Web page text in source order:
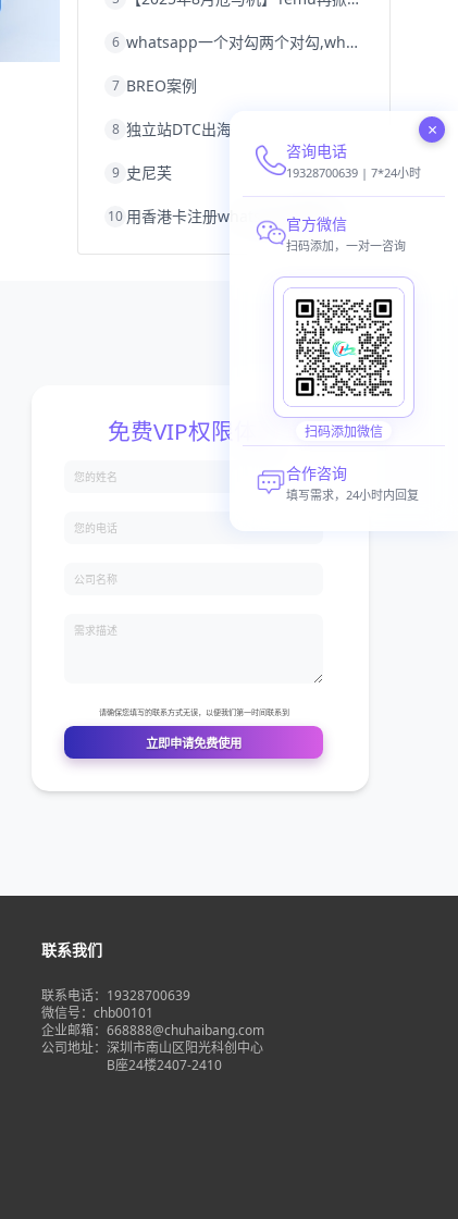
6 whatsapp一个对勾两个对勾,whatsapp对勾代表什么意思
7 BREO案例
8 独立站DTC出海
9 史尼芙
10 用香港卡注册whatsapp,香港卡不能注册whatsapp
联系我们
联系电话：19328700639
微信号：chb00101
企业邮箱：668888@chuhaibang.com
公司地址： 深圳市南山区阳光科创中心
B座24楼2407-2410
×
咨询电话
19328700639 | 7*24小时
官方微信
扫码添加，一对一咨询
扫码添加微信
合作咨询
填写需求，24小时内回复